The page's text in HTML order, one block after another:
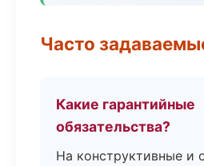
Часто
Какие гарантийные
обязательства?
На конструктивные и